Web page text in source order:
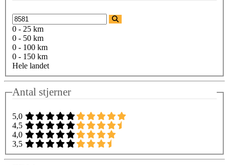
0 - 25 km
0 - 50 km
0 - 100 km
0 - 150 km
Hele landet
Antal stjerner
5,0
4,5
4,0
3,5